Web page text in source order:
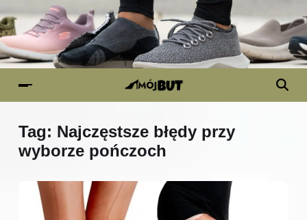
Tag: Najczęstsze błędy przy
wyborze pończoch